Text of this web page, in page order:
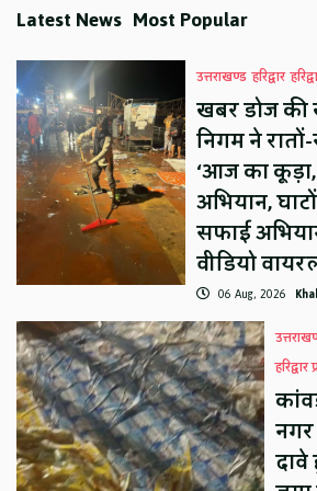
Latest News Most Popular
उत्तराखण्ड हरिद्वार
खबर डोज
निगम ने
‘आज का
अभियान,
सफाई
वीडियो
06 Aug, 2026
नगर